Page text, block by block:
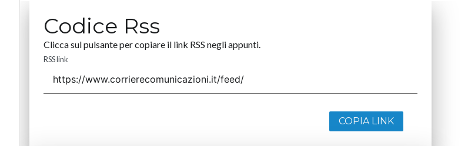
Codice Rss
Clicca sul pulsante per copiare il link RSS negli appunti.
RSS link
COPIA LINK